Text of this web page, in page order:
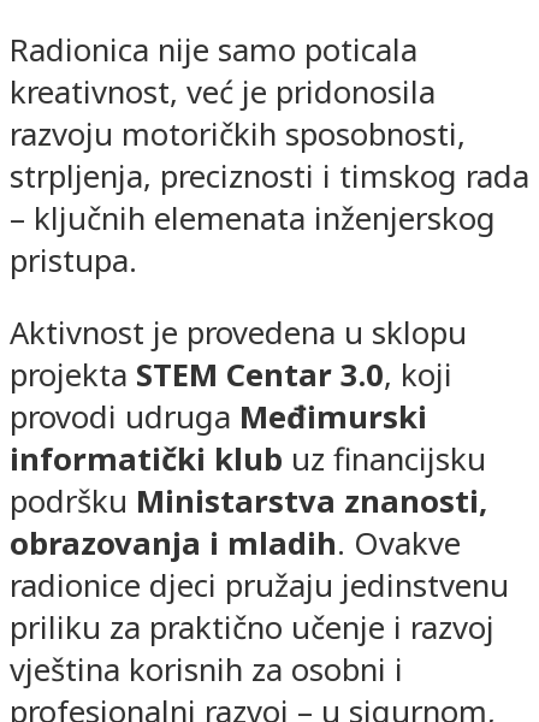
Radionica nije samo poticala
kreativnost, već je pridonosila
razvoju motoričkih sposobnosti,
strpljenja, preciznosti i timskog rada
– ključnih elemenata inženjerskog
pristupa.
Aktivnost je provedena u sklopu
projekta STEM Centar 3.0, koji
provodi udruga Međimurski
informatički klub uz financijsku
podršku Ministarstva znanosti,
obrazovanja i mladih. Ovakve
radionice djeci pružaju jedinstvenu
priliku za praktično učenje i razvoj
vještina korisnih za osobni i
profesionalni razvoj – u sigurnom,